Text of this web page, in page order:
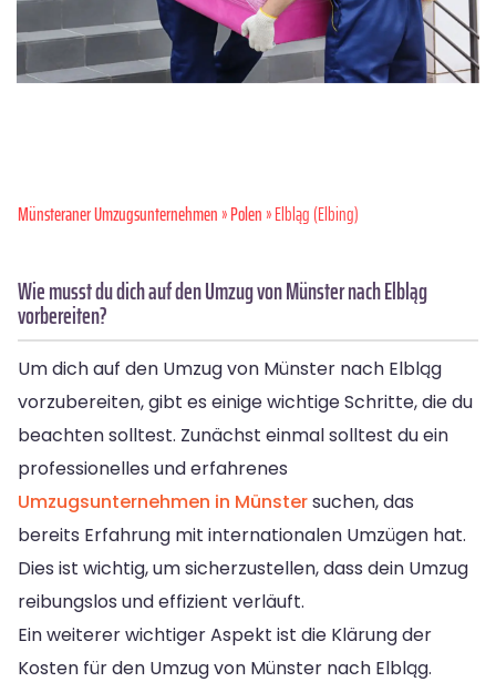
Münsteraner Umzugsunternehmen»Polen» Elbląg (Elbing)
Wie musst du dich auf den Umzug von Münster nach Elbląg
vorbereiten?
Um dich auf den Umzug von Münster nach Elbląg
vorzubereiten, gibt es einige wichtige Schritte, die du
beachten solltest. Zunächst einmal solltest du ein
professionelles und erfahrenes
Umzugsunternehmen in Münstersuchen, das
bereits Erfahrung mit internationalen Umzügen hat.
Dies ist wichtig, um sicherzustellen, dass dein Umzug
reibungslos und effizient verläuft.
Ein weiterer wichtiger Aspekt ist die Klärung der
Kosten für den Umzug von Münster nach Elbląg.